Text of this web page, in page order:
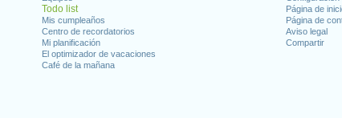
Todo list
Mis cumpleaños
Centro de recordatorios
Mi planificación
El optimizador de vacaciones
Café de la mañana
Página de
Página de
Aviso legal
Compartir